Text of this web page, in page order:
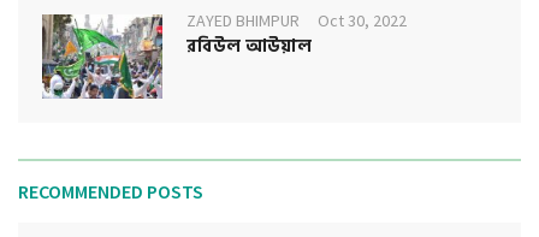
ZAYED BHIMPUR Oct 30, 2022
রবিউল আউয়াল
RECOMMENDED POSTS